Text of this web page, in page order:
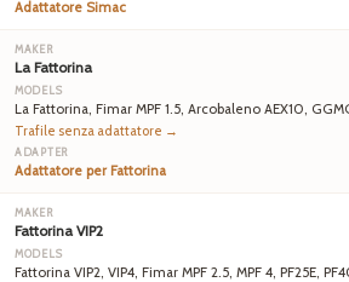
Adattatore Simac
La Fattorina
La Fattorina, Fimar MPF 1.5, Arcobaleno AEX10,
Trafile senza adattatore →
Adattatore per Fattorina
Fattorina VIP2
Fattorina VIP2, VIP4, Fimar MPF 2.5, MPF 4, PF25E,